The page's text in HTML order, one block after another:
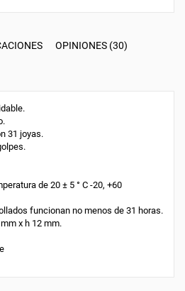
OPINIONES (30)
31 joyas.
de 20 ± 5 ° С -20, +60
funcionan no menos de 31 horas.
x h 12 mm.